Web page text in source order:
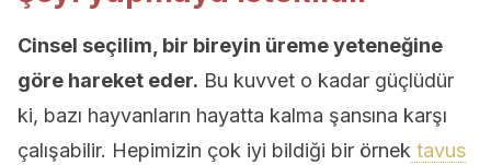
Cinsel seçilim, bir bireyin üreme yeteneğine
göre hareket eder. Bu kuvvet o kadar güçlüdür
ki, bazı hayvanların hayatta kalma şansına karşı
çalışabilir. Hepimizin çok iyi bildiği bir örnek tavus